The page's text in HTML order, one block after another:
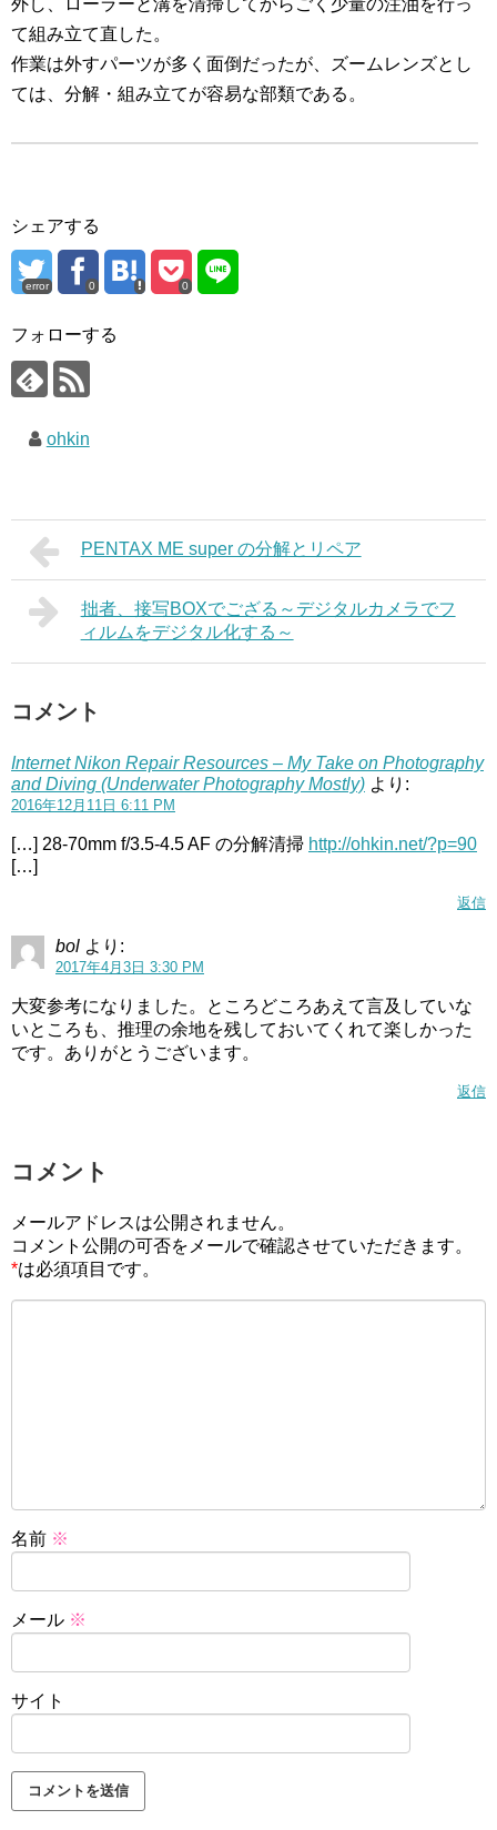
て組み立て直した。
作業は外すパーツが多く面倒だったが、ズームレンズとし
ては、分解・組み立てが容易な部類である。
シェアする
error 0 0
フォローする
ohkin
PENTAX ME super の分解とリペア
拙者、接写BOXでござる～デジタルカメラでフ
ィルムをデジタル化する～
コメント
Internet Nikon Repair Resources – My Take on Photography
and Diving (Underwater Photography Mostly) より:
2016年12月11日 6:11 PM
[…] 28-70mm f/3.5-4.5 AF の分解清掃 http://ohkin.net/?p=90
[…]
返信
bol より:
2017年4月3日 3:30 PM
大変参考になりました。ところどころあえて言及していな
いところも、推理の余地を残しておいてくれて楽しかった
です。ありがとうございます。
返信
コメント
メールアドレスは公開されません。
コメント公開の可否をメールで確認させていただきます。
*は必須項目です。
名前 ※
メール ※
サイト